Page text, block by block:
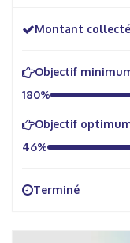
Montant
Objectif
180%
Objectif
46%
Terminé